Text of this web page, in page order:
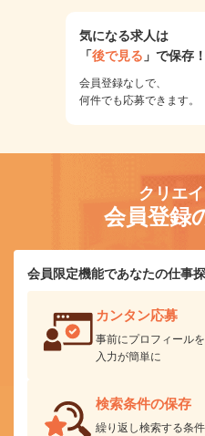
気になる求人は
「後で見る 」で保存！
会員登録なしで、
何件でも応募できます。
クリエ
会員登録
会員限定機能であなたの仕事
カンタン応募
事前にプロフィール
入力が簡単に
検索条件の保存
繰り返し検索する条